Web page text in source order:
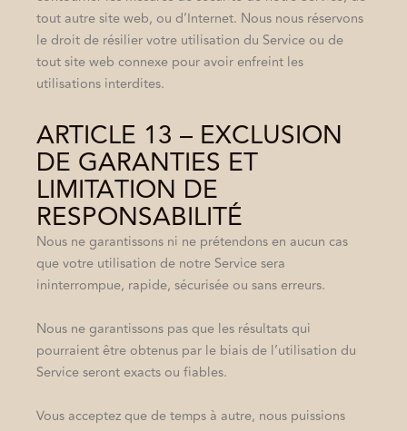
tout autre site web, ou d’Internet. Nous nous réservons
le droit de résilier votre utilisation du Service ou de
tout site web connexe pour avoir enfreint les
utilisations interdites.
ARTICLE 13 – EXCLUSION
DE GARANTIES ET
LIMITATION DE
RESPONSABILITÉ
Nous ne garantissons ni ne prétendons en aucun cas
que votre utilisation de notre Service sera
ininterrompue, rapide, sécurisée ou sans erreurs.
Nous ne garantissons pas que les résultats qui
pourraient être obtenus par le biais de l’utilisation du
Service seront exacts ou fiables.
Vous acceptez que de temps à autre, nous puissions